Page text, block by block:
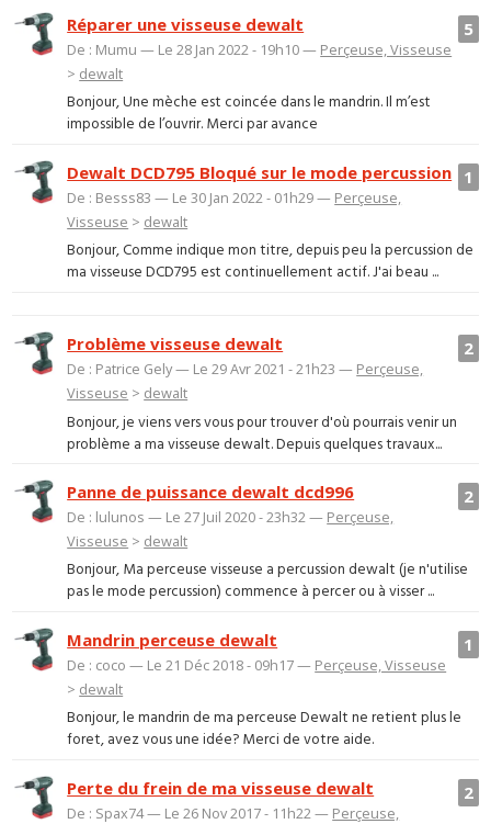
5
Réparer une visseuse dewalt
De : Mumu — Le 28 Jan 2022 - 19h10 — Perçeuse, Visseuse
> dewalt
Bonjour, Une mèche est coincée dans le mandrin. Il m’est
impossible de l’ouvrir. Merci par avance
1
Dewalt DCD795 Bloqué sur le mode percussion
De : Besss83 — Le 30 Jan 2022 - 01h29 — Perçeuse,
Visseuse > dewalt
Bonjour, Comme indique mon titre, depuis peu la percussion de
ma visseuse DCD795 est continuellement actif. J'ai beau ...
2
Problème visseuse dewalt
De : Patrice Gely — Le 29 Avr 2021 - 21h23 — Perçeuse,
Visseuse > dewalt
Bonjour, je viens vers vous pour trouver d'où pourrais venir un
problème a ma visseuse dewalt. Depuis quelques travaux...
2
Panne de puissance dewalt dcd996
De : lulunos — Le 27 Juil 2020 - 23h32 — Perçeuse,
Visseuse > dewalt
Bonjour, Ma perceuse visseuse a percussion dewalt (je n'utilise
pas le mode percussion) commence à percer ou à visser ...
1
Mandrin perceuse dewalt
De : coco — Le 21 Déc 2018 - 09h17 — Perçeuse, Visseuse
> dewalt
Bonjour, le mandrin de ma perceuse Dewalt ne retient plus le
foret, avez vous une idée? Merci de votre aide.
2
Perte du frein de ma visseuse dewalt
De : Spax74 — Le 26 Nov 2017 - 11h22 — Perçeuse,